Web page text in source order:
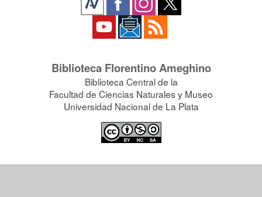
Biblioteca Florentino Ameghino
Biblioteca Central de la
Facultad de Ciencias Naturales y Museo
Universidad Nacional de La Plata